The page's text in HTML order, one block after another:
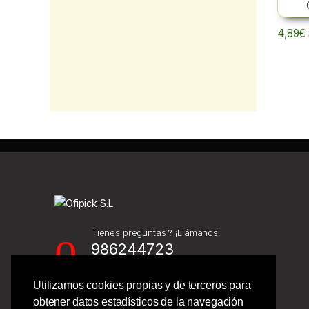
Utilizamos cookies propias y de terceros para
obtener datos estadísticos de la navegación
4,89€
Tienes preguntas ? ¡Llámanos!
986244723
Calle Barcelona 41,